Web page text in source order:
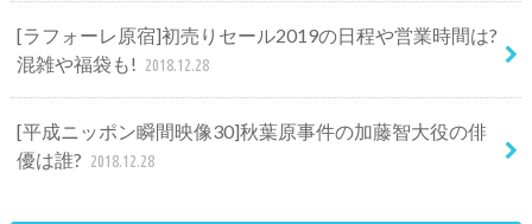
[ラフォーレ原宿]初売りセール2019の日程や営業時間は?
混雑や福袋も!
2018.12.28
[平成ニッポン瞬間映像30]秋葉原事件の加藤智大役の俳
優は誰? 2018.12.28